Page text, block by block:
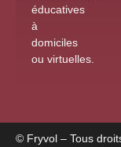
éducatives
à
domiciles
ou virtuelles
© Fryvol – Tous